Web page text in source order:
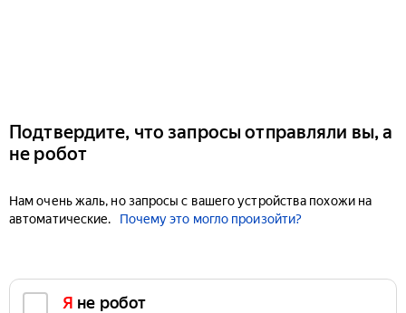
Подтвердите, что запросы отправляли вы, а
не робот
Нам очень жаль, но запросы с вашего устройства похожи на
автоматические.
Почему это могло произойти?
Я не робот